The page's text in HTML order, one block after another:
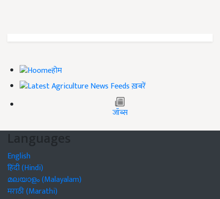
होम
ख़बरें
जॉब्स
Languages
English
हिंदी (Hindi)
മലയാളം (Malayalam)
मराठी (Marathi)